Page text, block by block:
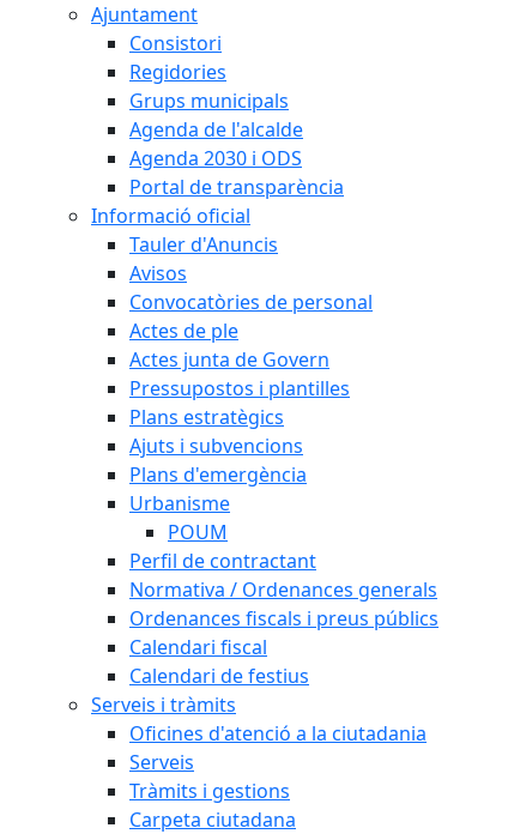
Ajuntament
Consistori
Regidories
Grups municipals
Agenda de l'alcalde
Agenda 2030 i ODS
Portal de transparència
Informació oficial
Tauler d'Anuncis
Avisos
Convocatòries de personal
Actes de ple
Actes junta de Govern
Pressupostos i plantilles
Plans estratègics
Ajuts i subvencions
Plans d'emergència
Urbanisme
POUM
Perfil de contractant
Normativa / Ordenances generals
Ordenances fiscals i preus públics
Calendari fiscal
Calendari de festius
Serveis i tràmits
Oficines d'atenció a la ciutadania
Serveis
Tràmits i gestions
Carpeta ciutadana